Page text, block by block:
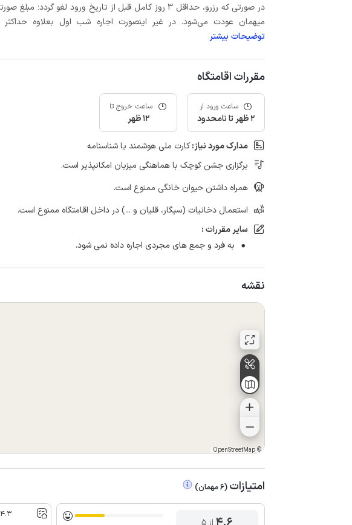
میهمان عودت می‌شود. در غیر اینصورت اجاره شب اول بعلاوه حداکثر 15 درصد شب‌های باقیمانده کسر می‌شود.
توضیحات بیشتر
مقررات اقامتگاه
ساعت ورود از
2 ظهر تا نامحدود
ساعت خروج تا
12 ظهر
مدارک مورد نیاز:کارت ملی هوشمند یا شناسنامه
برگزاری جشن کوچک با هماهنگی میزبان امکانپذیر است.
همراه داشتن حیوان خانگی ممنوع است.
استعمال دخانیات (سیگار، قلیان و ...) در داخل اقامتگاه ممنوع است.
سایر مقررات :
به فرد و جمع های مجردی اجاره داده نمی شود.
نقشه
©
OpenStreetMap
امتیازات (
6مهمان)
4.3